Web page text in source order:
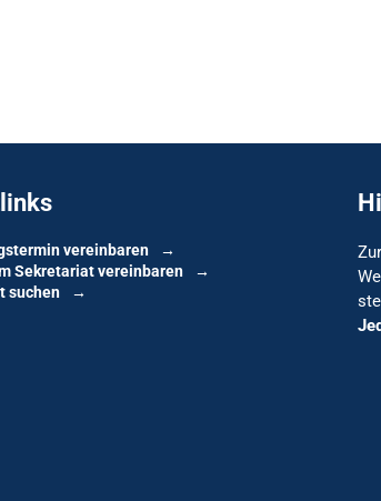
vereinbaren
Sekretariat vereinbaren
suchen